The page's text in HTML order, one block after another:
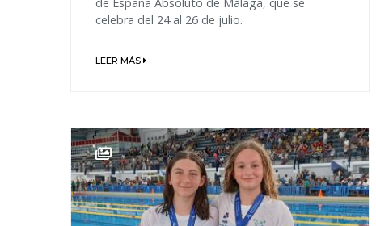
celebra del 24 al 26 de julio.
LEER MÁS